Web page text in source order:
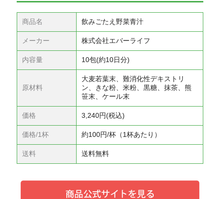
商品名 飲みごたえ野菜青汁
メーカー 株式会社エバーライフ
内容量 10包(約10日分)
原材料
大麦若葉末、難消化性デキストリ
ン、きな粉、米粉、黒糖、抹茶、熊
笹末、ケール末
価格 3,240円(税込)
価格/1杯 約100円/杯（1杯あたり）
送料 送料無料